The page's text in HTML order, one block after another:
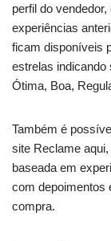
perfil do
experiências
ficam disponíveis
estrelas indicando
Ótima, Boa,
Também é
site Reclame
baseada em
com depoimentos
compra.